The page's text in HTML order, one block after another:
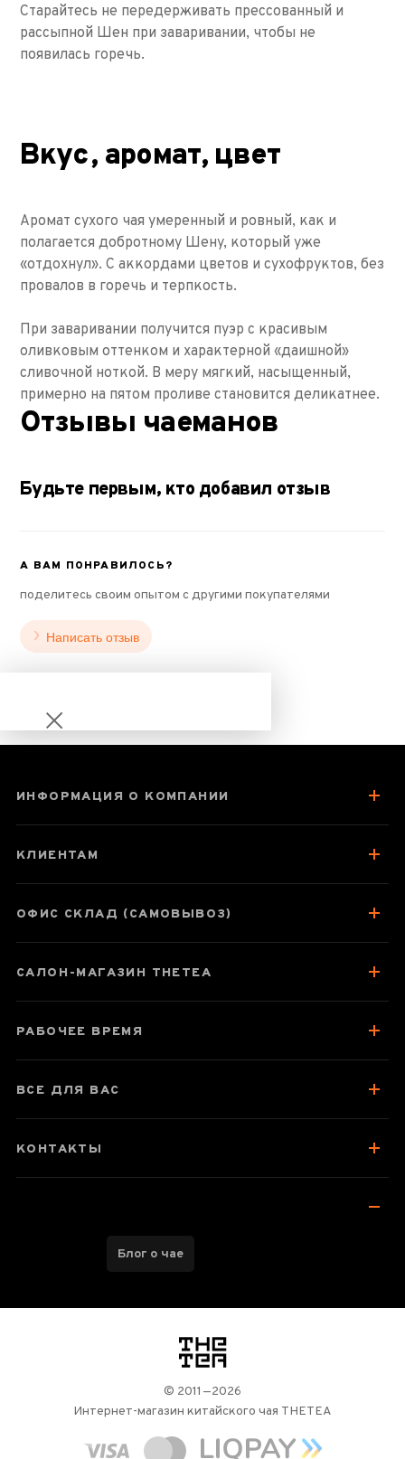
Старайтесь не передерживать прессованный и
рассыпной Шен при заваривании, чтобы не
появилась горечь.
Вкус, аромат, цвет
Аромат сухого чая умеренный и ровный, как и
полагается добротному Шену, который уже
«отдохнул». С аккордами цветов и сухофруктов, без
провалов в горечь и терпкость.
При заваривании получится пуэр с красивым
оливковым оттенком и характерной «даишной»
сливочной ноткой. В меру мягкий, насыщенный,
примерно на пятом проливе становится деликатнее.
Отзывы чаеманов
Будьте первым, кто добавил отзыв
А ВАМ ПОНРАВИЛОСЬ?
поделитесь своим опытом с другими покупателями
Написать отзыв
Шен пуэр
Паспорт товара
Вкус, аромат, цвет
ИНФОРМАЦИЯ О КОМПАНИИ
КЛИЕНТАМ
ОФИС СКЛАД (САМОВЫВОЗ)
САЛОН-МАГАЗИН THETEA
РАБОЧЕЕ ВРЕМЯ
ВСЕ ДЛЯ ВАС
КОНТАКТЫ
Блог о чае
логотип
© 2011—2026
Интернет-магазин китайского чая THETEA